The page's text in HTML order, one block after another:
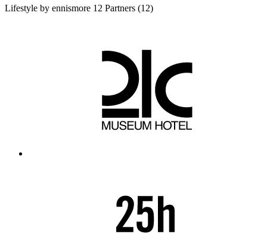
Lifestyle by ennismore 12 Partners (12)